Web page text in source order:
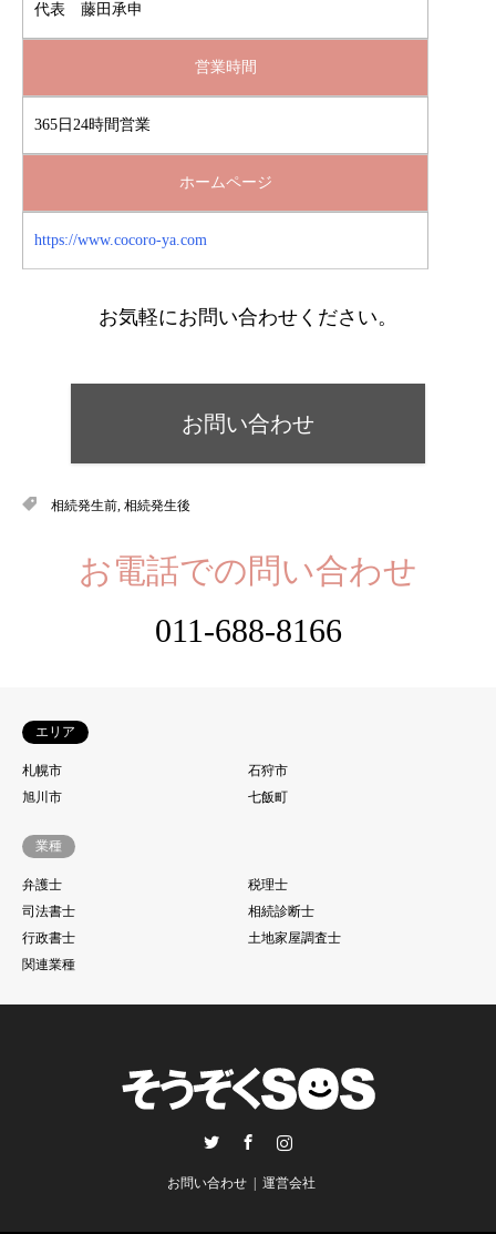
代表 藤田承申
営業時間
365日24時間営業
ホームページ
https://www.cocoro-ya.com
お気軽にお問い合わせください。
お問い合わせ
相続発生前, 相続発生後
お電話での問い合わせ
011-688-8166
エリア
札幌市
石狩市
旭川市
七飯町
業種
弁護士
税理士
司法書士
相続診断士
行政書士
土地家屋調査士
関連業種
お問い合わせ 運営会社